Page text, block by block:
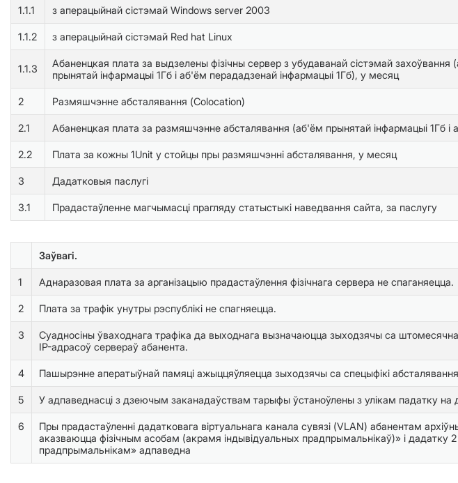
1.1.1 з аперацыйнай сістэмай Windows server 2003
1.1.2 з аперацыйнай сістэмай Red hat Linux
1.1.3
Абаненцкая плата за выдзелены фізічны сервер з убудаванай сістэмай
прынятай інфармацыі 1Гб і аб'ём перададзенай інфармацыі 1Гб), у месяц
2 Размяшчэнне абсталявання (Colocation)
2.1 Абаненцкая плата за размяшчэнне абсталявання (аб'ём прынятай інфармацыі 1Гб
2.2 Плата за кожны 1Unit у стойцы пры размяшчэнні абсталявання, у месяц
3 Дадатковыя паслугі
3.1 Прадастаўленне магчымасці прагляду статыстыкі наведвання сайта, за паслугу
Заўвагі.
1 Аднаразовая плата за арганізацыю прадастаўлення фізічнага сервера не спаганяецца.
2 Плата за трафік унутры рэспублікі не спагняецца.
3
Суадносіны ўваходнага трафіка да выходнага вызначаюцца зыходзячы са
IP-адрасоў сервераў абанента.
4 Пашырэнне аператыўнай памяці ажыццяўляецца зыходзячы са спецыфікі
5 У адпаведнасці з дзеючым заканадаўствам тарыфы ўстаноўлены з улікам падатку на
6
Пры прадастаўленні дадатковага віртуальнага канала сувязі (VLAN) абанентам
аказваюцца фізічным асобам (акрамя індывідуальных прадпрымальнікаў)» і
прадпрымальнікам» адпаведна